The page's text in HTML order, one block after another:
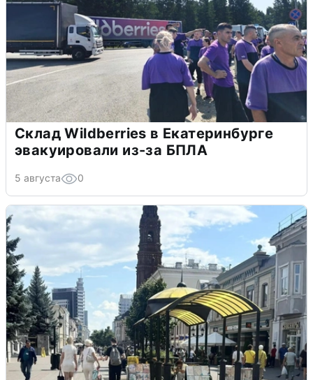
Склад Wildberries в Екатеринбурге
эвакуировали из-за БПЛА
5 августа 0